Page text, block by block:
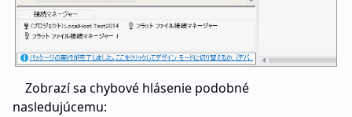
Zobrazí sa chybové hlásenie podobné
nasledujúcemu: